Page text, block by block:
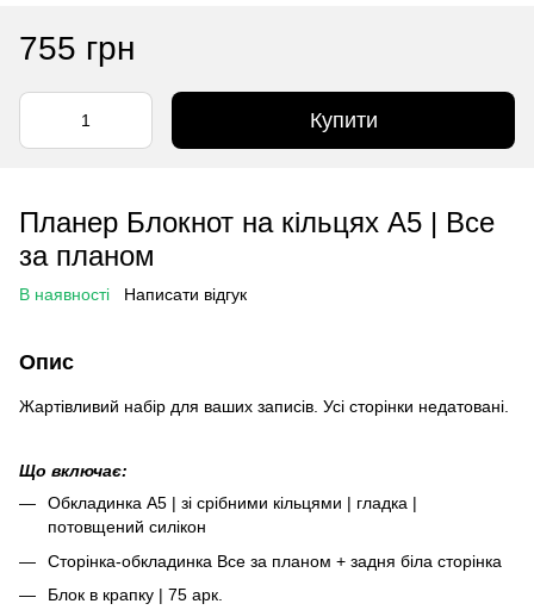
755 грн
Купити
Планер Блокнот на кільцях А5 | Все
за планом
В наявності Написати відгук
Опис
Жартівливий набір для ваших записів. Усі сторінки недатовані.
Що включає:
Обкладинка А5 | зі срібними кільцями | гладка |
потовщений силікон
Сторінка-обкладинка Все за планом + задня біла сторінка
Блок в крапку | 75 арк.